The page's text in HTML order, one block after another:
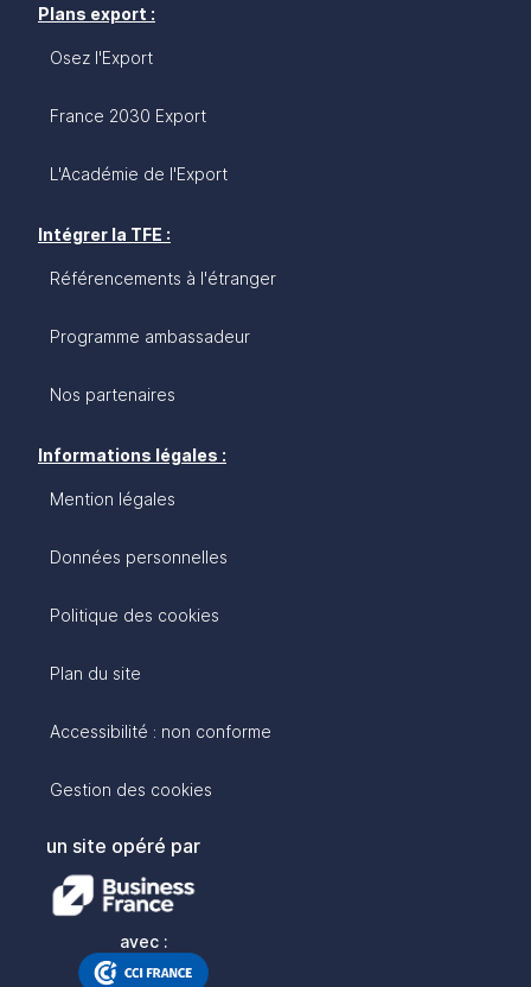
Plans export :
Osez l'Export
France 2030 Export
L'Académie de l'Export
Intégrer la TFE :
Référencements à l'étranger
Programme ambassadeur
Nos partenaires
Informations légales :
Mention légales
Données personnelles
Politique des cookies
Plan du site
Accessibilité : non conforme
Gestion des cookies
un site opéré par
avec :